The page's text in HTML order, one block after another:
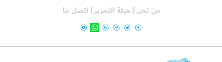
من نحن | هيئة التحرير | اتصل بنا